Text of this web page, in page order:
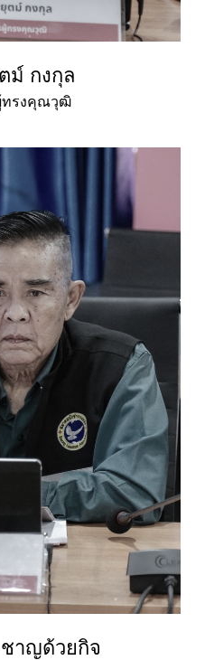
ม์ กงกุล
ทรงคุณวุฒิ
าญด้วยกิจ